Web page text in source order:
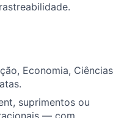
Economia, Ciências
suprimentos ou
— com